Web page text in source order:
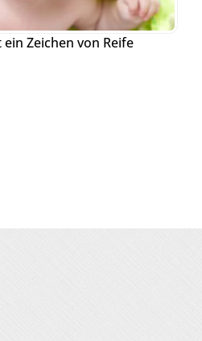
Zeichen von Reife